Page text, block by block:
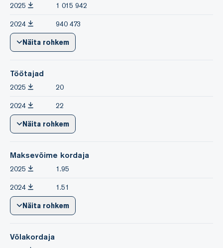
2025 1 015 942
2024 940 473
Näita rohkem
Töötajad
2025 20
2024 22
Näita rohkem
Maksevõime kordaja
2025 1.95
2024 1.51
Näita rohkem
Võlakordaja